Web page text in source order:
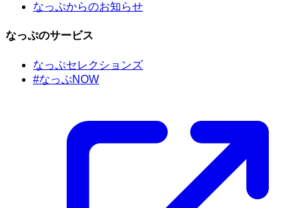
なっぷからのお知らせ
なっぷのサービス
なっぷセレクションズ
#なっぷNOW